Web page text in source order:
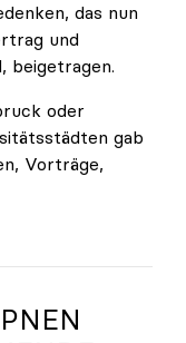
das nun
und
beigetragen.
oder
gab
Vorträge,